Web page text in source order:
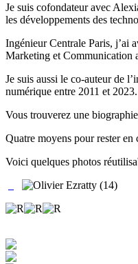
Je suis cofondateur avec
les développements des
Ingénieur Centrale Paris, j’ai
Marketing et Communication
Je suis aussi le co-auteur de
numérique entre 2011 et 2023.
Vous trouverez une
Quatre moyens pour rester en
Voici quelques photos